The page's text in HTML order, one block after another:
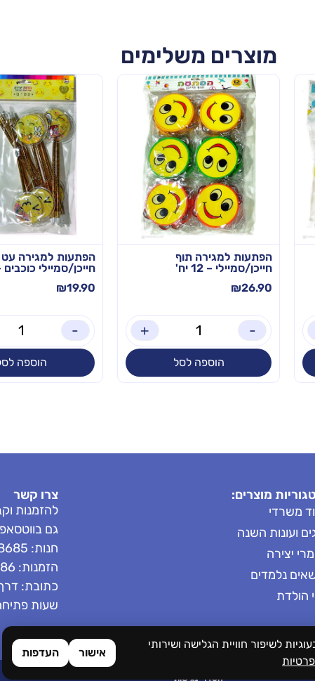
מוצרים משלימים
הפתעות למגירה תוף
חייכן/סמיילי – 12 יח'
₪26.90
-
+
הוספה לסל
הפתעות למגירה עט
חייכן/סמיילי כוכבים – 10
₪19.90
-
הוספה
מוצרים:
משרדי
ועונות השנה
יצירה
נלמדים
הולדת
צרו קשר
להזמנות
גם
חנות: 050-8588685
הזמנות: 050-8688786
כתובת: דרך ארץ
שעות פתיחה:
הסדרי נגישות
לשיפור חוויית הגלישה ושירותי
אישור העדפות